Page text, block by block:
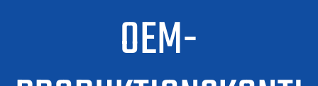
OEM-